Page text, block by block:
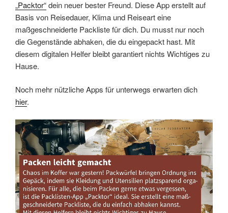
„Packtor“dein neuer bester Freund. Diese App erstellt auf
Basis von Reisedauer, Klima und Reiseart eine
maßgeschneiderte Packliste für dich. Du musst nur noch
die Gegenstände abhaken, die du eingepackt hast. Mit
diesem digitalen Helfer bleibt garantiert nichts Wichtiges zu
Hause.
Noch mehr nützliche Apps für unterwegs erwarten dich
hier.
Link Embed